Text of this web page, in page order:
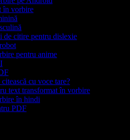
în vorbire
de citire pentru dislexie
pentru anime
cu voce tare?
text transformat în vorbire
în hindi
PDF